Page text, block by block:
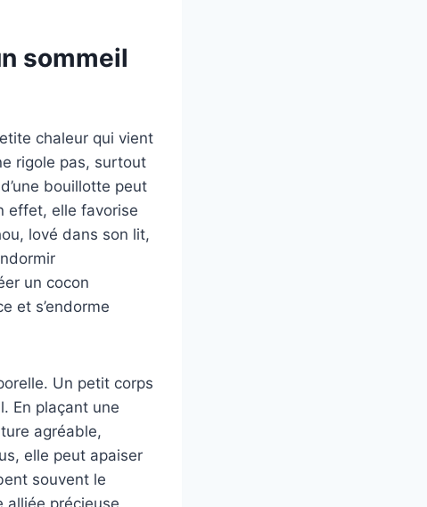
sommeil
chaleur qui vient
rigole pas, surtout
bouillotte peut
effet, elle favorise
lové dans son lit,
un cocon
et s’endorme
Un petit corps
En plaçant une
agréable,
elle peut apaiser
souvent le
alliée précieuse,